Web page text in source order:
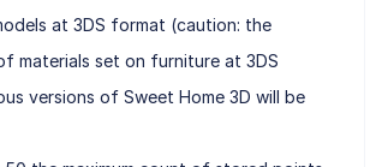
at 3DS format (caution: the
materials set on furniture at 3DS
versions of Sweet Home 3D will be